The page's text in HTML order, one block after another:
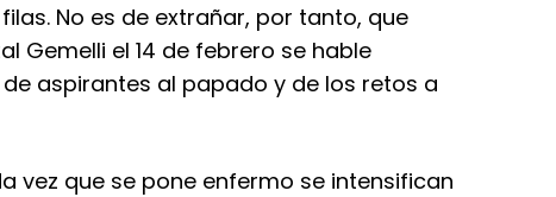
No es de extrañar, por tanto, que
Gemelli el 14 de febrero se hable
aspirantes al papado y de los retos a
vez que se pone enfermo se intensifican